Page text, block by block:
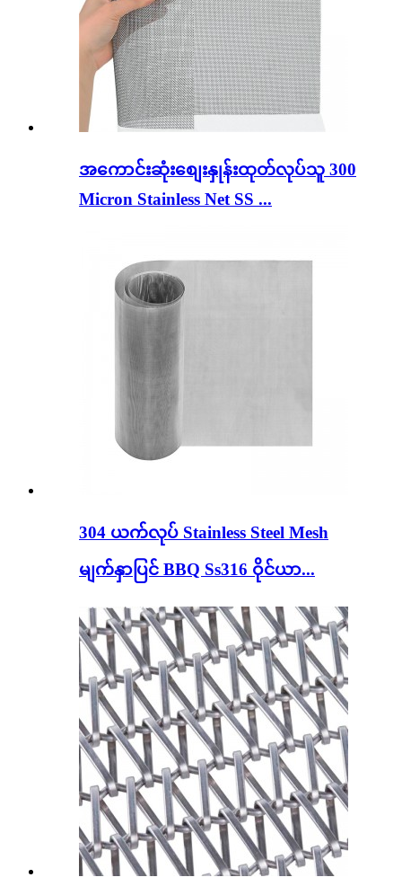
အကောင်းဆုံးစျေးနှုန်းထုတ်လုပ်သူ 300
Micron Stainless Net SS ...
304 ယက်လုပ် Stainless Steel Mesh
မျက်နှာပြင် BBQ Ss316 ဝိုင်ယာ...